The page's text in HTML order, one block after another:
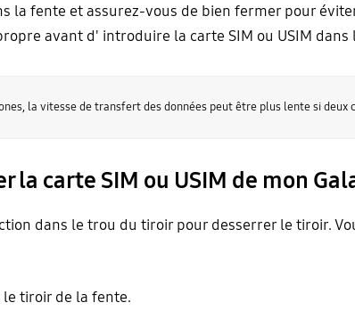
la fente et assurez-vous de bien fermer pour
avant d' introduire la carte SIM ou USIM dans
la vitesse de transfert des données peut être plus lente si
la carte SIM ou USIM de mon
dans le trou du tiroir pour desserrer le tiroir.
tiroir de la fente.